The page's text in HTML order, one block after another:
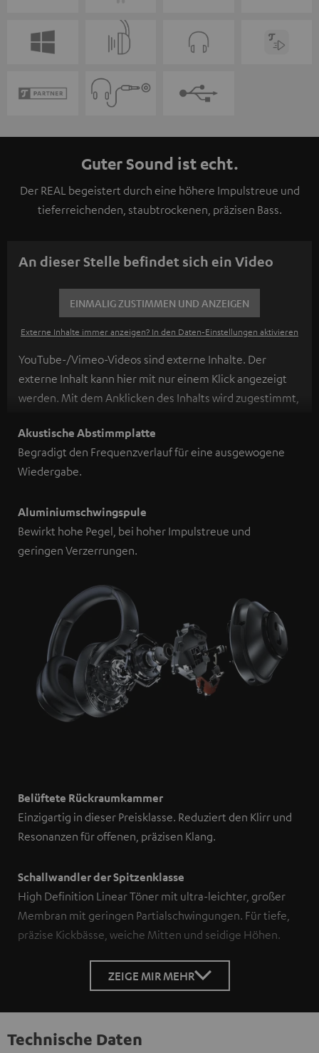
Guter Sound ist echt.
Der REAL begeistert durch eine höhere Impulstreue und
tieferreichenden, staubtrockenen, präzisen Bass.
An dieser Stelle befindet sich ein Video
EINMALIG ZUSTIMMEN UND ANZEIGEN
Externe Inhalte immer anzeigen? In den Daten‑Einstellungen aktivieren
YouTube-/Vimeo-Videos sind externe Inhalte. Der
externe Inhalt kann hier mit nur einem Klick angezeigt
werden. Mit dem Anklicken des Inhalts wird zugestimmt,
personenbezogene Daten an Drittplattformen
übermittelt werden.Weitere Informationen sind in der
Datenschutzerklärung unter I zu finden
Akustische Abstimmplatte
Begradigt den Frequenzverlauf für eine ausgewogene
Wiedergabe.
Aluminiumschwingspule
Bewirkt hohe Pegel, bei hoher Impulstreue und
geringen Verzerrungen.
Belüftete Rückraumkammer
Einzigartig in dieser Preisklasse. Reduziert den Klirr und
Resonanzen für offenen, präzisen Klang.
Schallwandler der Spitzenklasse
High Definition Linear Töner mit ultra-leichter, großer
Membran mit geringen Partialschwingungen. Für tiefe,
präzise Kickbässe, weiche Mitten und seidige Höhen.
ZEIGE MIR MEHR
Technische Daten